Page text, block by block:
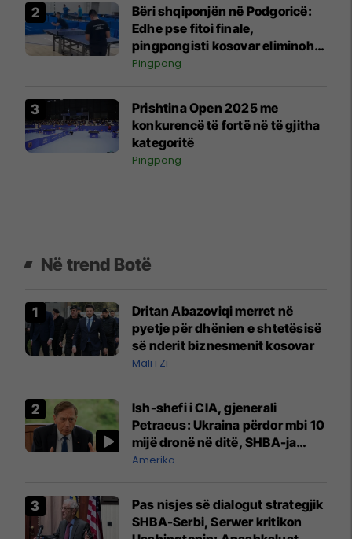
Bëri shqiponjën në Podgoricë:
Edhe pse fitoi finale,
pingpongisti kosovar eliminohet
nga gara
Pingpong
Prishtina Open 2025 me
konkurencë të fortë në të gjitha
kategoritë
Pingpong
Në trend Botë
Dritan Abazoviqi merret në
pyetje për dhënien e shtetësisë
së nderit biznesmenit kosovar
Mali i Zi
Ish-shefi i CIA, gjenerali
Petraeus: Ukraina përdor mbi 10
mijë dronë në ditë, SHBA-ja
mbetet shumë prapa në
Amerika
Pas nisjes së dialogut strategjik
SHBA-Serbi, Serwer kritikon